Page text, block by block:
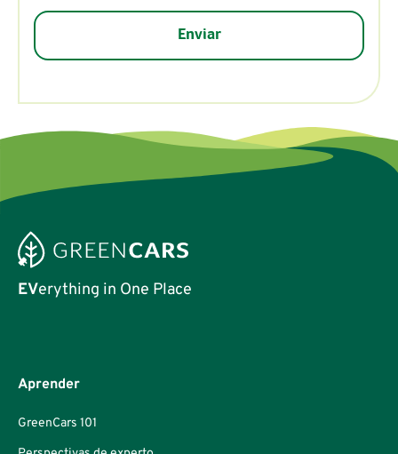
EVerything in One Place
Aprender
GreenCars 101